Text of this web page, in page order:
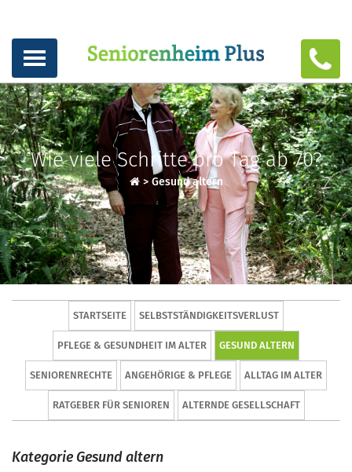
Wie viele Schritte pro Tag ab 70?
> Gesund altern
STARTSEITE SELBSTSTÄNDIGKEITSVERLUST
PFLEGE & GESUNDHEIT IM ALTER GESUND ALTERN
SENIORENRECHTE ANGEHÖRIGE & PFLEGE ALLTAG IM ALTER
RATGEBER FÜR SENIOREN ALTERNDE GESELLSCHAFT
Kategorie Gesund altern